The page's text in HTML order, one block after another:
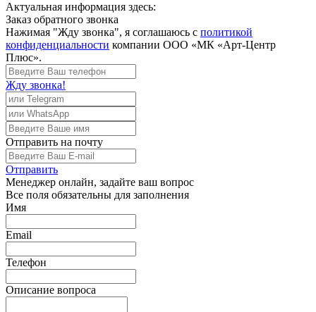
Актуальная информация здесь:
Заказ обратного звонка
Нажимая "Жду звонка", я соглашаюсь с политикой
конфиденциальности компании ООО «МК «Арт-Центр
Плюс».
Жду звонка!
Отправить на почту
Отправить
Менеджер онлайн, задайте ваш вопрос
Все поля обязательны для заполнения
Имя
Email
Телефон
Описание вопроса